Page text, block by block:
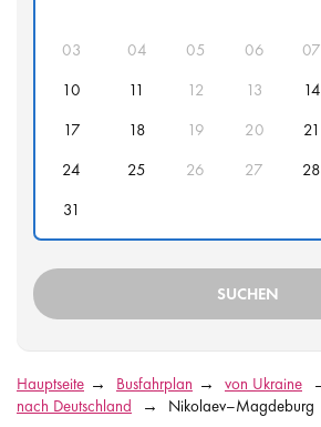
03
04 05 06 07
10
11 12 13 14
17
18 19 20 21
24
25 26 27 28
31
Hauptseite Busfahrplan
von Ukraine
nach Deutschland
Nikolaev–Magdeburg